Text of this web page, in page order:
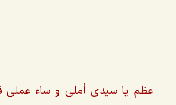
عظم یا سیدى أملى و ساء عملى